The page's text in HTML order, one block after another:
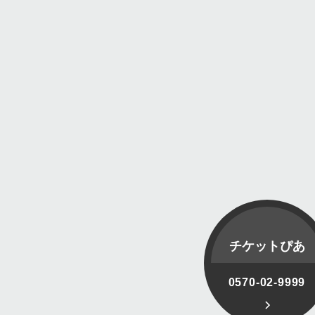
チケットぴあ
0570-02-9999